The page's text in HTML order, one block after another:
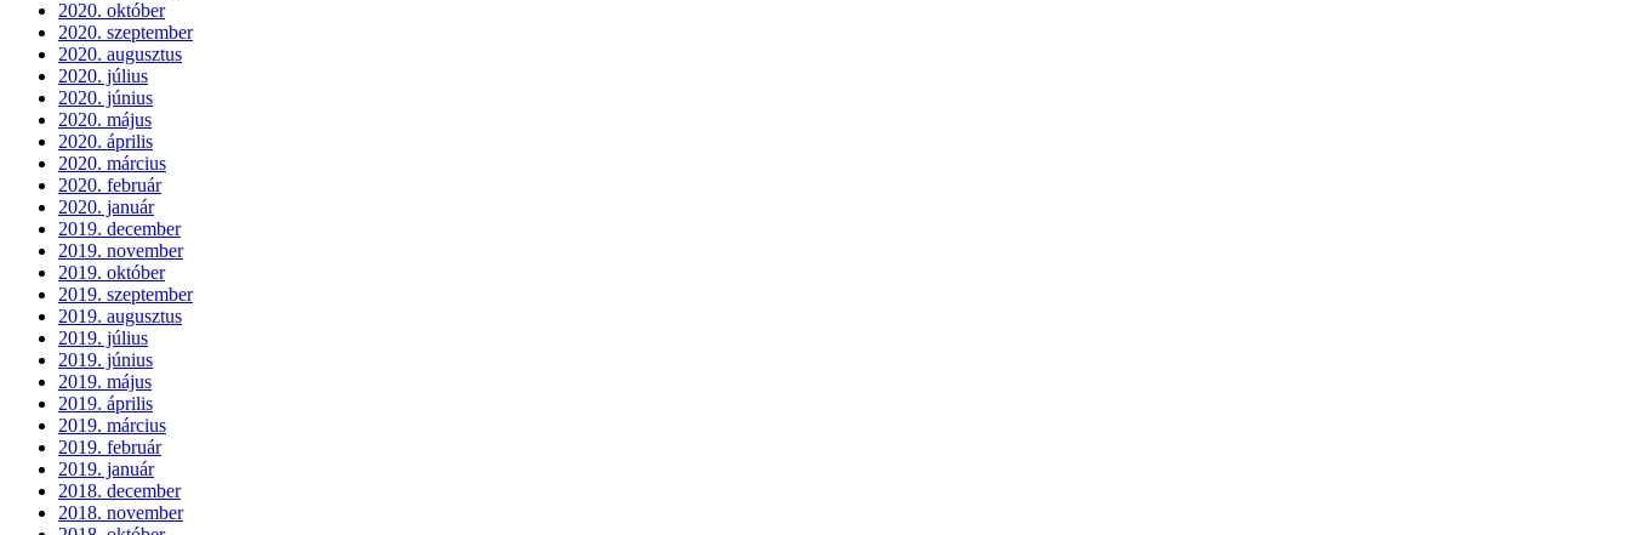
2020. október
2020. szeptember
2020. augusztus
2020. július
2020. június
2020. május
2020. április
2020. március
2020. február
2020. január
2019. december
2019. november
2019. október
2019. szeptember
2019. augusztus
2019. július
2019. június
2019. május
2019. április
2019. március
2019. február
2019. január
2018. december
2018. november